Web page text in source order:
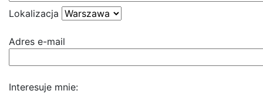
Lokalizacja
Adres e-mail
Interesuje mnie: